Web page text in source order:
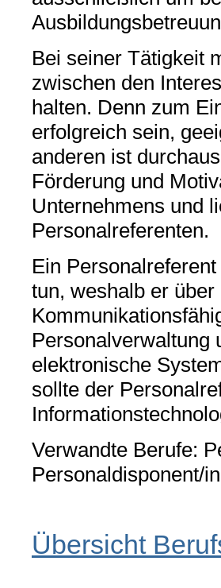
Bei seiner Tätigkeit
zwischen den
halten. Denn zum
erfolgreich sein,
anderen ist
Förderung und
Unternehmens und
Personalreferenten.
Ein
tun, weshalb er
Personalverwaltung
elektronische
sollte der
Verwandte Berufe:
Personaldisponent/
Übersicht